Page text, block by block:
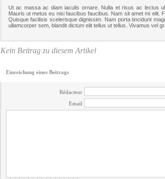
Ut ac massa ac diam iaculis ornare. Nulla et risus ac lectus
Mauris ut metus eu nisi faucibus faucibus. Nam sit amet mi elit.
Quisque facilisis scelerisque dignissim. Nam porta tincidunt
ullamcorper sem, blandit dictum elit tellus ut tellus. Vivamus vel
Kein Beitrag zu diesem Artikel
Einreichung eines Beitrags
Rédacteur
Email